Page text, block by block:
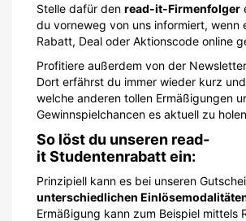
Stelle dafür den read-it-Firmenfolger
du vorneweg von uns informiert, wenn
Rabatt, Deal oder Aktionscode online
Profitiere außerdem von der
Dort erfährst du immer wieder kurz
welche anderen tollen Ermäßigungen
Gewinnspielchancen es aktuell zu
So löst du unseren read-
it Studentenrabatt ein:
Prinzipiell kann es bei unseren
unterschiedlichen
Ermäßigung kann zum Beispiel mittels